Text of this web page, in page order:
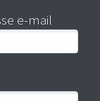
e-mail